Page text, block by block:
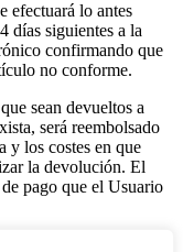
efectuará lo antes
días siguientes a la
confirmando que
no conforme.
sean devueltos a
será reembolsado
y los costes en que
la devolución. El
pago que el Usuario